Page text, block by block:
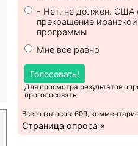
- Нет, не должен. США
прекращение
программы
Мне все равно
Голосовать!
Для просмотра результатов
проголосовать
Всего голосов: 609,
Страница опроса »